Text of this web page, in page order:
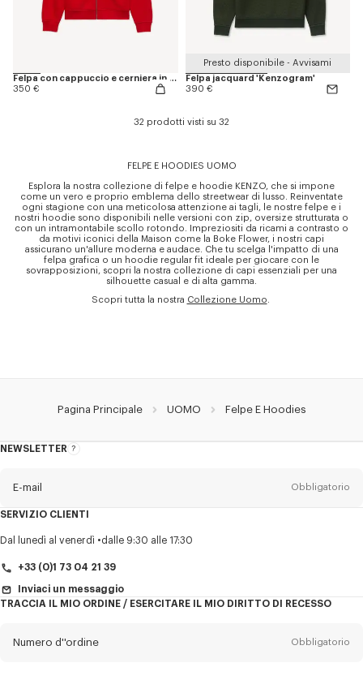
Felpa con cappuccio e cerniera in cotone 'KENZO Sounds'
350 €
Presto disponibile - Avvisami
Felpa jacquard 'Kenzogram'
390 €
32 prodotti visti su 32
FELPE E HOODIES UOMO
Esplora la nostra collezione di felpe e hoodie KENZO, che si impone
come un vero e proprio emblema dello streetwear di lusso. Reinventate
ogni stagione con una meticolosa attenzione ai tagli, le nostre felpe e i
nostri hoodie sono disponibili nelle versioni con zip, oversize strutturata o
con un intramontabile scollo rotondo. Impreziositi da ricami a contrasto o
da motivi iconici della Maison come la Boke Flower, i nostri capi
assicurano un'allure moderna e audace. Che tu scelga l'impatto di una
felpa grafica o un hoodie regular fit ideale per giocare con le
sovrapposizioni, scopri la nostra collezione di capi essenziali per una
silhouette casual e di alta gamma.
Scopri tutta la nostra Collezione Uomo.
Pagina Principale UOMO Felpe E Hoodies
NEWSLETTER
Informazioni
E-mail Obbligatorio
TitoloObbligatorio
SERVIZIO CLIENTI
Dal lunedì al venerdì dalle 9:30 alle 17:30
+33 (0)1 73 04 21 39
Inviaci un messaggio
TRACCIA IL MIO ORDINE / ESERCITARE IL MIO DIRITTO DI RECESSO
Numero d''ordine Obbligatorio